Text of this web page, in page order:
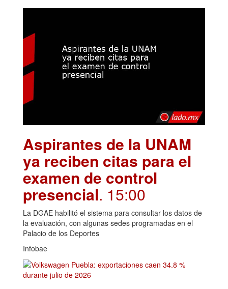
Aspirantes de la UNAM
ya reciben citas para el
examen de control
presencial. 15:00
La DGAE habilitó el sistema para consultar los datos de
la evaluación, con algunas sedes programadas en el
Palacio de los Deportes
Infobae